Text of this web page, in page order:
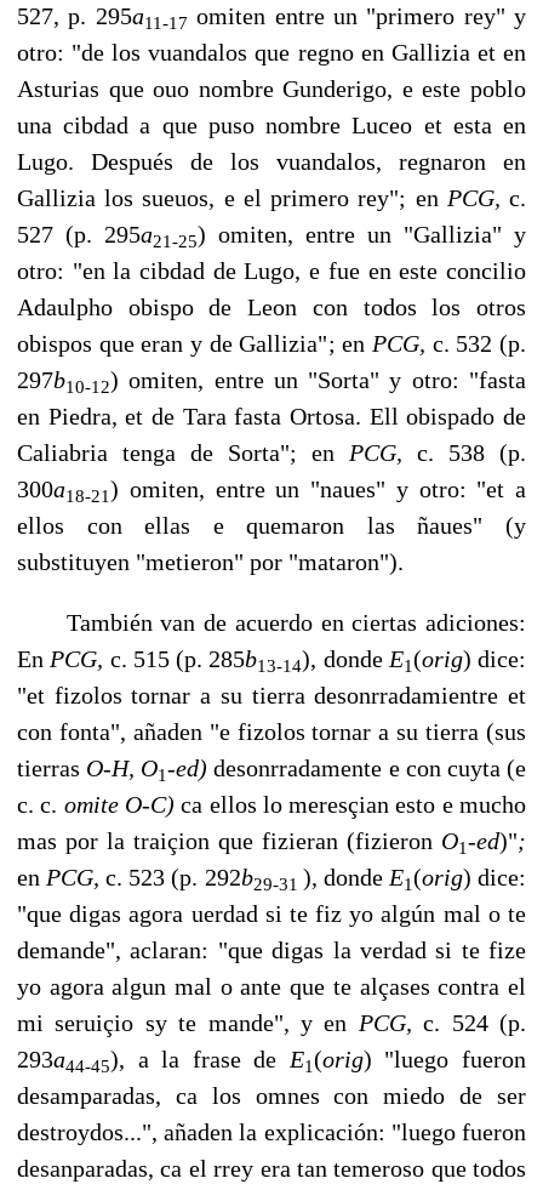
527, p. 295a11-17 omiten entre un "primero rey" y
otro: "de los vuandalos que regno en Gallizia et en
Asturias que ouo nombre Gunderigo, e este poblo
una cibdad a que puso nombre Luceo et esta en
Lugo. Después de los vuandalos, regnaron en
Gallizia los sueuos, e el primero rey"; en PCG,c.
527 (p. 295a21-25) omiten, entre un "Gallizia" y
otro: "en la cibdad de Lugo, e fue en este concilio
Adaulpho obispo de Leon con todos los otros
obispos que eran y de Gallizia"; en PCG, c. 532 (p.
297b10-12) omiten, entre un "Sorta" y otro: "fasta
en Piedra, et de Tara fasta Ortosa. Ell obispado de
Caliabria tenga de Sorta"; en PCG, c. 538 (p.
300a18-21) omiten, entre un "naues" y otro: "et a
ellos con ellas e quemaron las ñaues" (y
substituyen "metieron" por "mataron").
También van de acuerdo en ciertas adiciones:
En PCG, c. 515 (p. 285b13-14), donde E1(orig) dice:
"et fizolos tornar a su tierra desonrradamientre et
con fonta", añaden "e fizolos tornar a su tierra (sus
tierras O-H, O1-ed)desonrradamente e con cuyta (e
c. c. omite O-C)ca ellos lo meresçian esto e mu­cho
mas por la traiçion que fizieran (fizieron O1-ed)";
en PCG,c. 523 (p. 292b29-31 ), donde E1(orig) dice:
"que digas agora uerdad si te fiz yo algún mal o te
demande", aclaran: "que digas la verdad si te fize
yo agora algun mal o ante que te alçases contra el
mi seruiçio sy te mande", y en PCG,c. 524 (p.
293a44-45), a la frase de E1(orig) "luego fueron
desamparadas, ca los omnes con miedo de ser
destroydos...", añaden la explicación: "luego fueron
desanparadas, ca el rrey era tan temeroso que todos